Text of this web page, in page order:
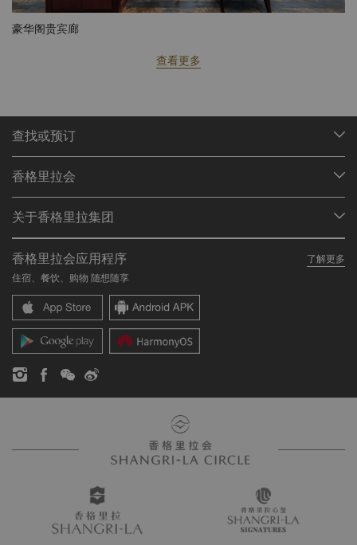
豪华阁贵宾廊
查看更多
查找或预订
查找预订
餐厅与酒吧
香格里拉会
加入香格里拉会
常见问题
联络我们
关于香格里拉集团
我们的酒店品牌
香格里拉中心
香格里拉公寓
联系方式
职业发展
企业社会责任
新闻稿
香格里拉会应用程序
了解更多
住宿、餐饮、购物 随想随享